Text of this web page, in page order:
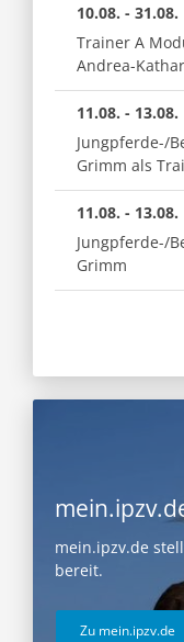
10.08. -
Trainer A
Andrea-
11.08. -
Jungpferde-/
Grimm als
11.08. -
Jungpferde-/
Grimm
mein.ipzv.de
bereit.
Zu mein.ipzv.de